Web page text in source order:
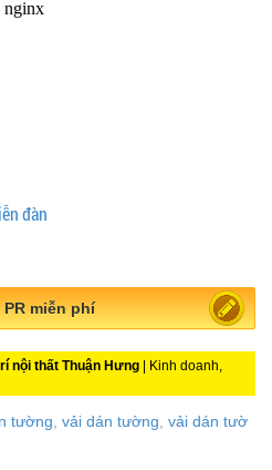
đàn
cáo miễn phí
nội thất Thuận Hưng | Kinh doanh,
tường vải dán tường vải dán tườ